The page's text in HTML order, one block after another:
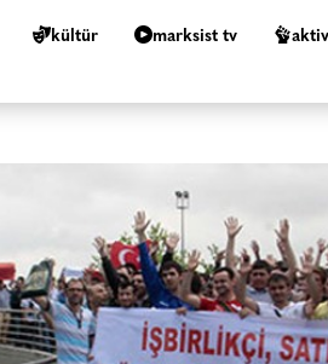
kültür marksist tv